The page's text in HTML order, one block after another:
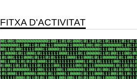
FITXA D'ACTIVITAT